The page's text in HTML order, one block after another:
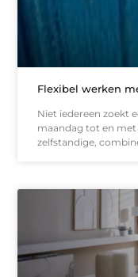
Flexibel werken
Niet iedereen zoekt
maandag tot en met
zelfstandige,